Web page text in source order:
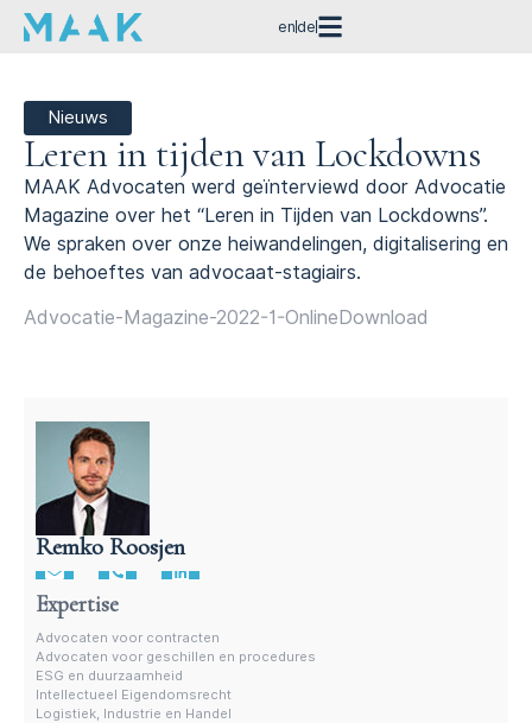
en de
Nieuws
Leren in tijden van Lockdowns
MAAK Advocaten werd geïnterviewd door Advocatie
Magazine over het “Leren in Tijden van Lockdowns”.
We spraken over onze heiwandelingen, digitalisering en
de behoeftes van advocaat-stagiairs.
Advocatie-Magazine-2022-1-Online Download
Remko Roosjen
Advocaat contractenrecht
Expertise
Advocaten voor contracten
Advocaten voor geschillen en procedures
ESG en duurzaamheid
Intellectueel Eigendomsrecht
Logistiek, Industrie en Handel